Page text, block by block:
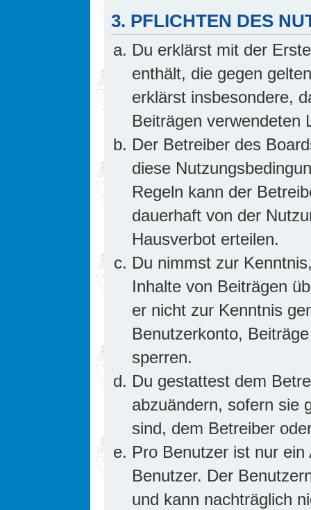
3. PFLICHTEN DES
Du erklärst mit der
enthält, die gegen
erklärst insbesondere,
Beiträgen verwendeten
Der Betreiber des
diese
Regeln kann der
dauerhaft von der
Hausverbot erteilen.
Du nimmst zur
Inhalte von Beiträgen
er nicht zur Kenntnis
Benutzerkonto,
sperren.
Du gestattest dem
abzuändern, sofern sie
sind, dem Betreiber
Pro Benutzer ist nur
Benutzer. Der
und kann nachträglich